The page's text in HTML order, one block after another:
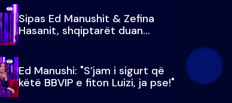
Sipas Ed Manushit & Zefina
Hasanit, shqiptarët duan...
Ed Manushi: "S’jam i sigurt që
këtë BBVIP e fiton Luizi, ja pse!"